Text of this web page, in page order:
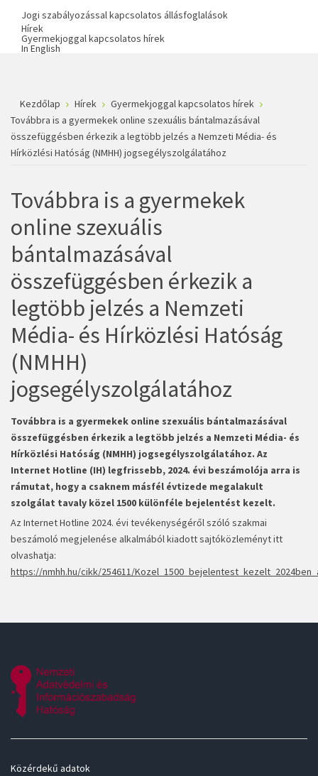
Jogi szabályozással kapcsolatos állásfoglalások
Hírek
Gyermekjoggal kapcsolatos hírek
In English
Kezdőlap Hírek
Gyermekjoggal kapcsolatos hírek
Továbbra is a gyermekek online szexuális bántalmazásával
összefüggésben érkezik a legtöbb jelzés a Nemzeti Média- és
Hírközlési Hatóság (NMHH) jogsegélyszolgálatához
Továbbra is a gyermekek
online szexuális
bántalmazásával
összefüggésben érkezik a
legtöbb jelzés a Nemzeti
Média- és Hírközlési Hatóság
(NMHH)
jogsegélyszolgálatához
Továbbra is a gyermekek online szexuális bántalmazásával
összefüggésben érkezik a legtöbb jelzés a Nemzeti Média- és
Hírközlési Hatóság (NMHH) jogsegélyszolgálatához. Az
Internet Hotline (IH) legfrissebb, 2024. évi beszámolója arra is
rámutat, hogy a csaknem másfél évtizede megalakult
szolgálat tavaly közel 1500 különféle bejelentést kezelt.
Az Internet Hotline 2024. évi tevékenységéről szóló szakmai
beszámoló megjelenése alkalmából kiadott sajtóközleményt itt
olvashatja:
https://nmhh.hu/cikk/254611/
Közérdekű adatok